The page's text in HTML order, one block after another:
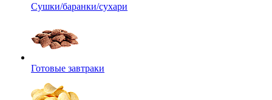
Сушки/баранки/сухари
Готовые завтраки